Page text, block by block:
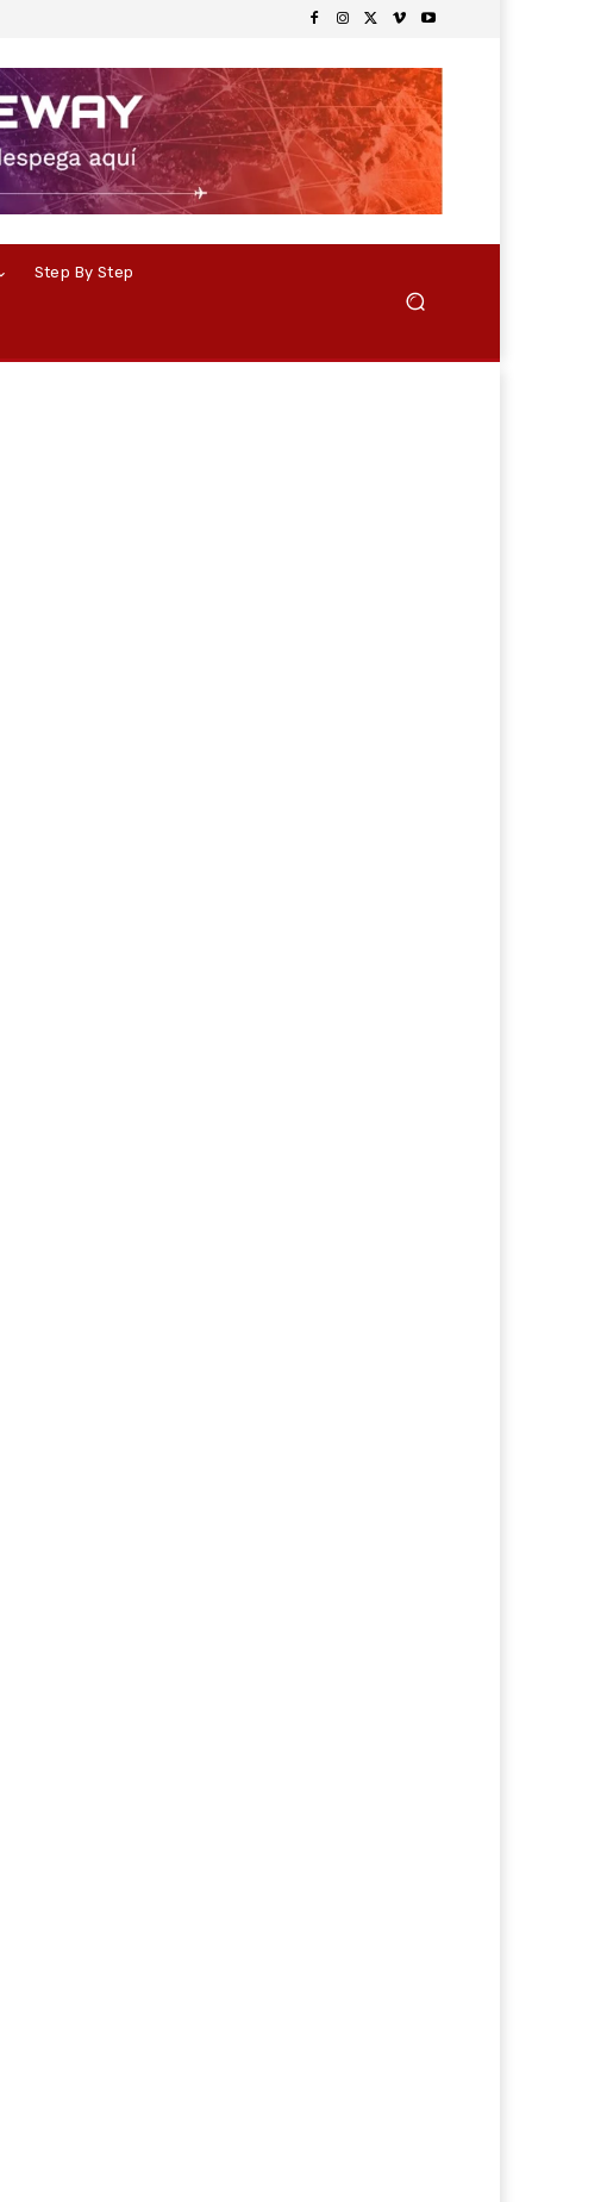
Step By Step